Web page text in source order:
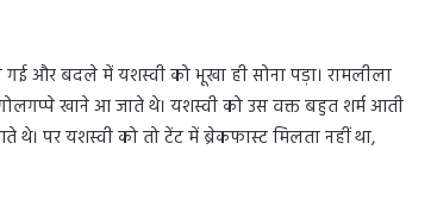
और बदले में यशस्वी को भूखा ही सोना पड़ा। रामलीला
खाने आ जाते थे। यशस्वी को उस वक्त बहुत शर्म आती
पर यशस्वी को तो टेंट में ब्रेकफास्ट मिलता नहीं था,